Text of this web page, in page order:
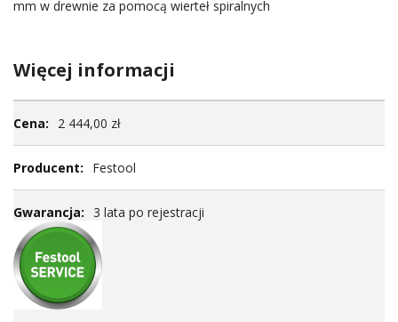
mm w drewnie za pomocą wierteł spiralnych
Więcej informacji
informacji2 444,00 zł
Festool
3 lata po rejestracji